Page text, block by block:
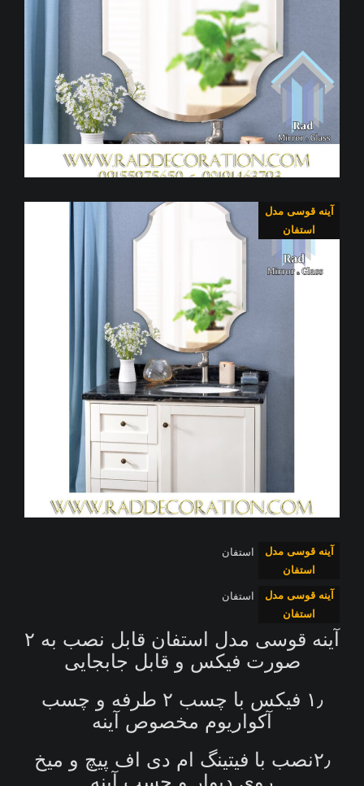
آینه قوسی مدل
استفان
آینه قوسی مدل
استفان
آینه قوسی مدل
استفان
آینه قوسی مدل استفان قابل نصب به ۲
صورت فیکس و قابل جابجایی
۱٫ فیکس با چسب ۲ طرفه و چسب
آکواریوم مخصوص آینه
۲٫نصب با فیتینگ ام دی اف پیچ و میخ